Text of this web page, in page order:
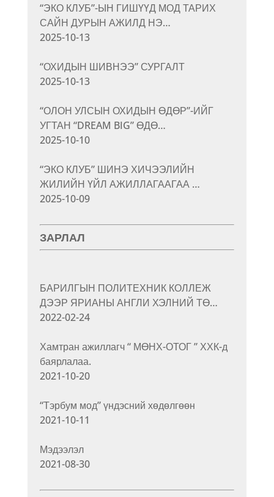
“ЭКО КЛУБ”-ЫН ГИШҮҮД МОД ТАРИХ
САЙН ДУРЫН АЖИЛД НЭ…
2025-10-13
“ОХИДЫН ШИВНЭЭ” СУРГАЛТ
2025-10-13
“ОЛОН УЛСЫН ОХИДЫН ӨДӨР”-ИЙГ
УГТАН “DREAM BIG” ӨДӨ…
2025-10-10
“ЭКО КЛУБ” ШИНЭ ХИЧЭЭЛИЙН
ЖИЛИЙН ҮЙЛ АЖИЛЛАГААГАА …
2025-10-09
ЗАРЛАЛ
БАРИЛГЫН ПОЛИТЕХНИК КОЛЛЕЖ
ДЭЭР ЯРИАНЫ АНГЛИ ХЭЛНИЙ ТӨ…
2022-02-24
Хамтран ажиллагч “ МӨНХ-ОТОГ ” ХХК-д
баярлалаа.
2021-10-20
“Тэрбум мод” үндэсний хөдөлгөөн
2021-10-11
Мэдээлэл
2021-08-30